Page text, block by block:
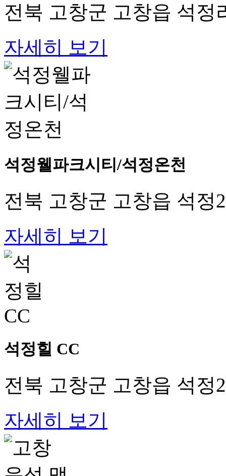
전북 고창군 고창읍 석정
자세히 보기
석정웰파크시티/석정온천
전북 고창군 고창읍 석정
자세히 보기
석정힐 CC
전북 고창군 고창읍 석정
자세히 보기